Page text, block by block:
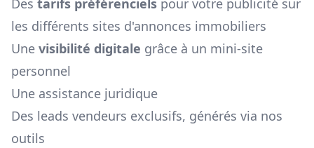
Des tarifs préférenciels pour votre publicité sur
les différents sites d'annonces immobiliers
Une visibilité digitale grâce à un mini-site
personnel
Une assistance juridique
Des leads vendeurs exclusifs, générés via nos
outils